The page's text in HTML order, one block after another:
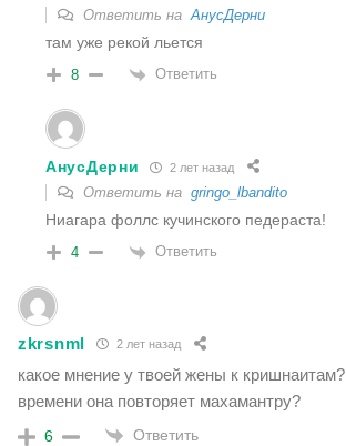
Ответить наАнусДерни
там уже рекой льется
8 Ответить
АнусДерни 2 лет назад
Ответить на gringo_lbandito
Ниагара фоллс кучинского педераста!
4 Ответить
zkrsnml 2 лет назад
какое мнение у твоей жены к
времени она повторяет махамантру?
6 Ответить